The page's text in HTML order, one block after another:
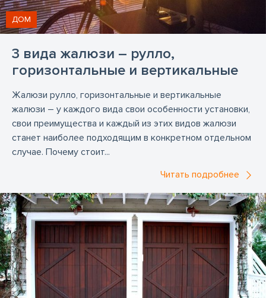
3 вида жалюзи – рулло,
горизонтальные и вертикальные
ДОМ
Жалюзи рулло, горизонтальные и вертикальные
жалюзи – у каждого вида свои особенности установки,
свои преимущества и каждый из этих видов жалюзи
станет наиболее подходящим в конкретном отдельном
случае. Почему стоит...
Читать подробнее